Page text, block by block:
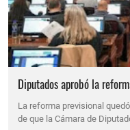
Diputados aprobó la
La reforma previsional
de que la Cámara de